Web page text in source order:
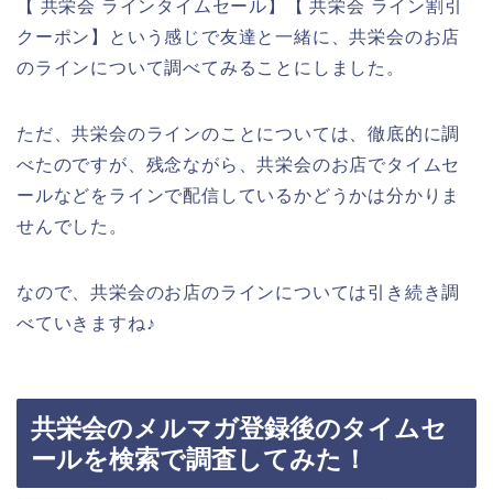
【 共栄会 ラインタイムセール】【 共栄会 ライン割引
クーポン】という感じで友達と一緒に、共栄会のお店
のラインについて調べてみることにしました。
ただ、共栄会のラインのことについては、徹底的に調
べたのですが、残念ながら、共栄会のお店でタイムセ
ールなどをラインで配信しているかどうかは分かりま
せんでした。
なので、共栄会のお店のラインについては引き続き調
べていきますね♪
共栄会のメルマガ登録後のタイムセ
ールを検索で調査してみた！